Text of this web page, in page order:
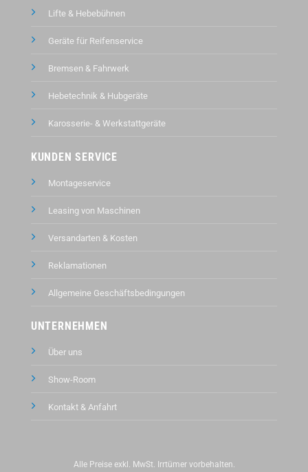
Lifte & Hebebühnen
Geräte für Reifenservice
Bremsen & Fahrwerk
Hebetechnik & Hubgeräte
Karosserie- & Werkstattgeräte
KUNDEN SERVICE
Montageservice
Leasing von Maschinen
Versandarten & Kosten
Reklamationen
Allgemeine Geschäftsbedingungen
UNTERNEHMEN
Über uns
Show-Room
Kontakt & Anfahrt
Alle Preise exkl. MwSt. Irrtümer vorbehalten.